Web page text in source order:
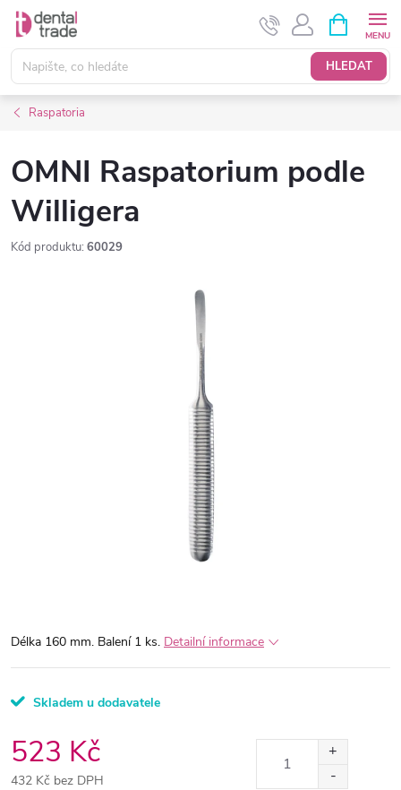
Přejít
obsah
HLEDAT
NÁKUPNÍ
KOŠÍK
Raspatoria
OMNI Raspatorium podle
Willigera
Kód produktu: 60029
Délka 160 mm. Balení 1 ks. Detailní informace
Skladem u dodavatele
523 Kč
432 Kč bez DPH